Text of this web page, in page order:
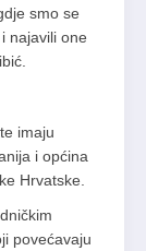
smo se
najavili one
imaju
i općina
Hrvatske.
povećavaju